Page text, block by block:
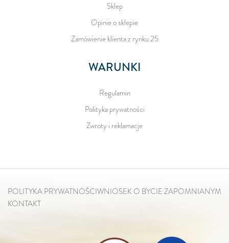
Sklep
Opinie o sklepie
Zamówienie klienta z rynku 25
WARUNKI
Regulamin
Polityka prywatności
Zwroty i reklamacje
POLITYKA PRYWATNOŚCIWNIOSEK O BYCIE ZAPOMNIANYM
KONTAKT